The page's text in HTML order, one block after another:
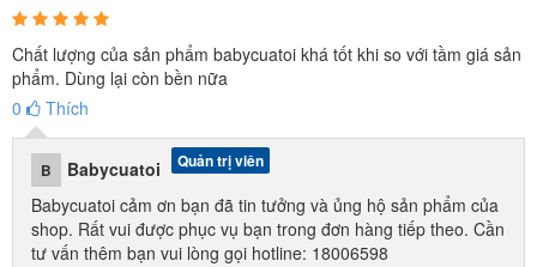
Chất lượng của sản phẩm babycuatoi khá tốt khi so với tầm giá sản
phẩm. Dùng lại còn bền nữa
0
Thích
B Babycuatoi Quản trị viên
Babycuatoi cảm ơn bạn đã tin tưởng và ủng hộ sản phẩm của
shop. Rất vui được phục vụ bạn trong đơn hàng tiếp theo. Cần
tư vấn thêm bạn vui lòng gọi hotline: 18006598